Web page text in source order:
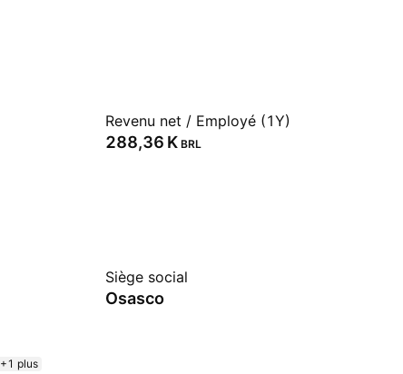
Revenu net / Employé (1Y)
‪288,36 K‬ BRL
Siège social
Osasco
+1 plus